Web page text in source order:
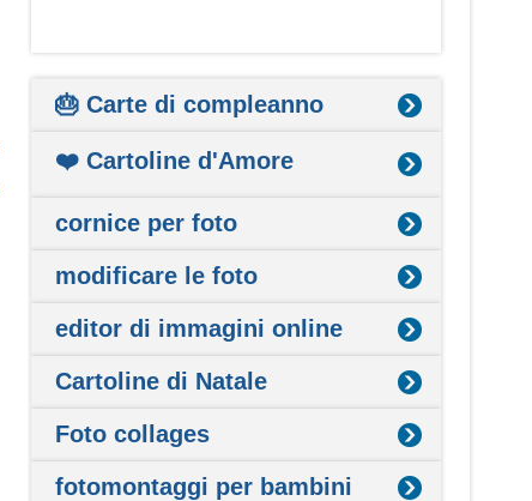
🎂 Carte di compleanno
❤️ Cartoline d'Amore
cornice per foto
modificare le foto
editor di immagini online
Cartoline di Natale
Foto collages
fotomontaggi per bambini